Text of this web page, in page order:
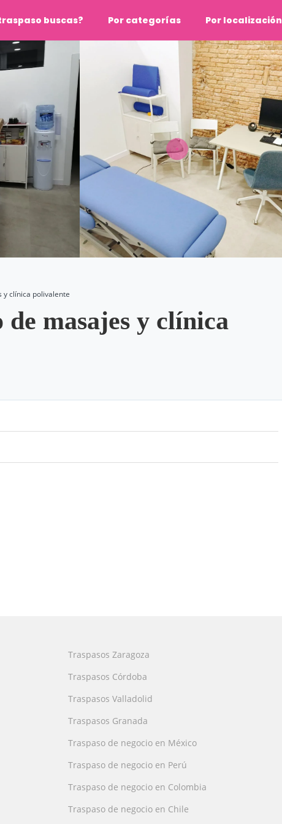
buscas? Por categorías Por localización
y clínica polivalente
de masajes y clínica
Traspasos Zaragoza
Traspasos Córdoba
Traspasos Valladolid
Traspasos Granada
Traspaso de negocio en México
Traspaso de negocio en Perú
Traspaso de negocio en Colombia
Traspaso de negocio en Chile